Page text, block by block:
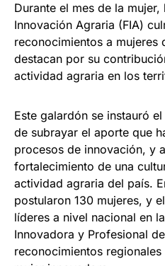
Durante el mes de la mujer,
Innovación Agraria (FIA)
reconocimientos a mujeres
destacan por su
actividad agraria en los
Este galardón se instauró
de subrayar el aporte que
procesos de innovación, y
fortalecimiento de una
actividad agraria del país.
postularon 130 mujeres, y
líderes a nivel nacional en
Innovadora y Profesional
reconocimientos